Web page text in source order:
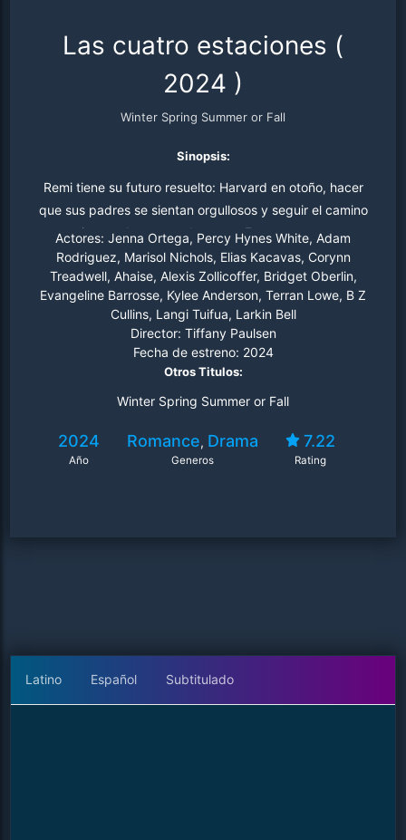
Las cuatro estaciones (
2024 )
Winter Spring Summer or Fall
Sinopsis:
Remi tiene su futuro resuelto: Harvard en otoño, hacer
que sus padres se sientan orgullosos y seguir el camino
que siempre ha esperado tomar. Entonces conoce a
Barnes, que vive el momento y le hace cuestionarse
todo. A medida que su historia de amor se desarrolla
durante el verano, Remi se enfrenta a una decisión:
seguir con el plan que siempre ha conocido o arriesgarlo
todo por una vida que nunca vio venir.
Actores: Jenna Ortega, Percy Hynes White, Adam
Rodriguez, Marisol Nichols, Elias Kacavas, Corynn
Treadwell, Ahaise, Alexis Zollicoffer, Bridget Oberlin,
Evangeline Barrosse, Kylee Anderson, Terran Lowe, B Z
Cullins, Langi Tuifua, Larkin Bell
Director: Tiffany Paulsen
Fecha de estreno: 2024
Otros Titulos:
Winter Spring Summer or Fall
2024
Año
Romance, Drama
Generos
7.22
Rating
Latino Español Subtitulado